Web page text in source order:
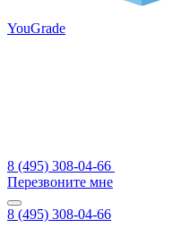
YouGrade
8 (495) 308-04-66
Перезвоните мне
8 (495) 308-04-66